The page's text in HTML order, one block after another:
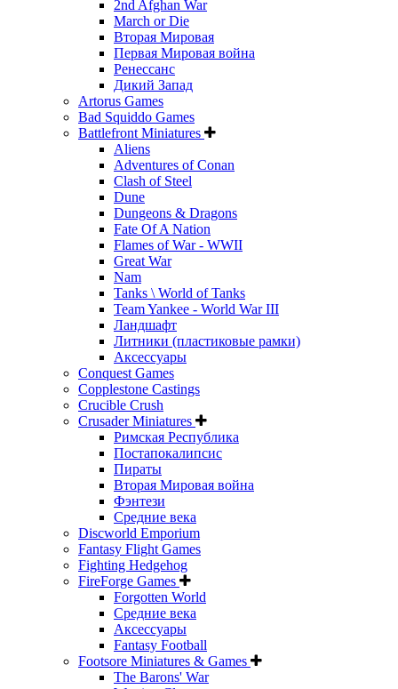
2nd Afghan War
March or Die
Вторая Мировая
Первая Мировая война
Ренессанс
Дикий Запад
Artorus Games
Bad Squiddo Games
Battlefront Miniatures
Aliens
Adventures of Conan
Clash of Steel
Dune
Dungeons & Dragons
Fate Of A Nation
Flames of War - WWII
Great War
Nam
Tanks \ World of Tanks
Team Yankee - World War III
Ландшафт
Литники (пластиковые рамки)
Аксессуары
Conquest Games
Copplestone Castings
Crucible Crush
Crusader Miniatures
Римская Республика
Постапокалипсис
Пираты
Вторая Мировая война
Фэнтези
Средние века
Discworld Emporium
Fantasy Flight Games
Fighting Hedgehog
FireForge Games
Forgotten World
Средние века
Аксессуары
Fantasy Football
Footsore Miniatures & Games
The Barons' War